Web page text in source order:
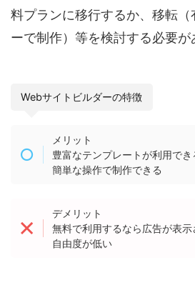
料プランに移行するか、移転
ーで制作）等を検討する必要が
Webサイトビルダーの特徴
メリット
豊富なテンプレートが利用でき
簡単な操作で制作できる
デメリット
無料で利用するなら広告が表示
自由度が低い